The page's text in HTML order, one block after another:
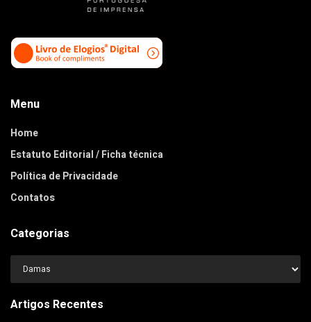
Menu
Home
Estatuto Editorial / Ficha técnica
Política de Privacidade
Contatos
Categorias
Categorias
Artigos Recentes